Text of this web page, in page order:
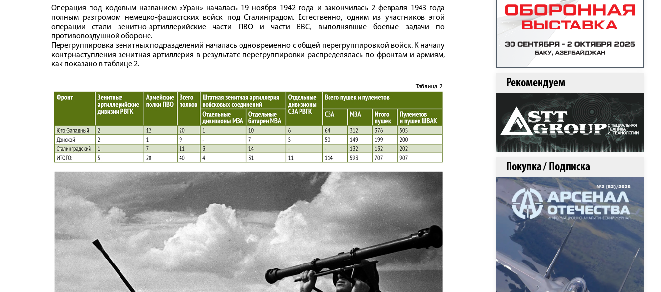
Операция под кодовым названием «Уран» началась 19 ноября 1942 года и закончилась 2 февраля 1943 года
полным разгромом немецко-фашистских войск под Сталинградом. Естественно, одним из участников этой
операции стали зенитно-артиллерийские части ПВО и части ВВС, выполнявшие боевые задачи по
противовоздушной обороне.
Перегруппировка зенитных подразделений началась одновременно с общей перегруппировкой войск. К началу
контрнаступления зенитная артиллерия в результате перегруппировки распределялась по фронтам и армиям,
как показано в таблице 2.
Рекомендуем
Покупка / Подписка